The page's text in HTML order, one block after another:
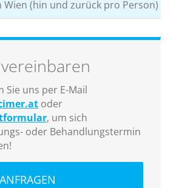
Wien (hin und zurück pro Person)
Sie uns per E-Mail
oder
, um sich
oder Behandlungstermin